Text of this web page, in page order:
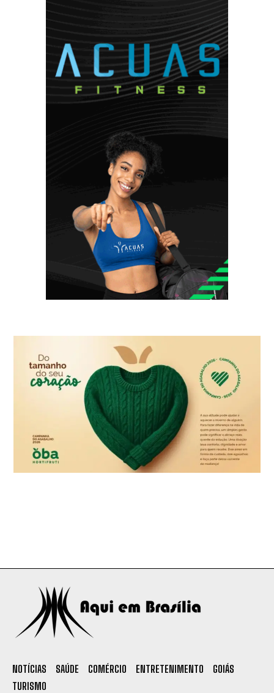
NOTÍCIAS SAÚDE COMÉRCIO ENTRETENIMENTO
GOIÁS
TURISMO